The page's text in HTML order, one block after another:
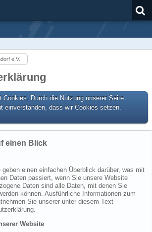
e.V.
Cookies. Durch die Nutzung unserer Seite
einverstanden, dass wir Cookies setzen.
einen Blick
geben einen einfachen Überblick darüber, was mit
Daten passiert, wenn Sie unsere Website
Daten sind alle Daten, mit denen Sie
können. Ausführliche Informationen zum
Sie unserer unter diesem Text
Website